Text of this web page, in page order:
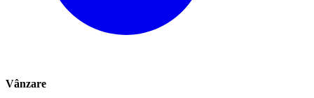
Vânzare